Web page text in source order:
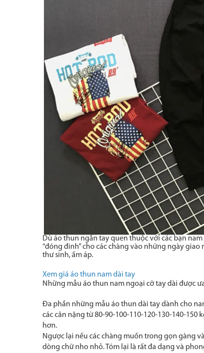
Dù áo thun ngắn tay quen thuộc với các bạn
“đóng đinh” cho các chàng vào những ngày
thư sinh, ấm áp.
Xem giá áo thun nam dài tay
Những mẫu áo thun nam ngoại cỡ tay dài được
Đa phần những mẫu áo thun dài tay dành cho
các cân nặng từ 80-90-100-110-120-130-140-
hơn.
Ngược lại nếu các chàng muốn trong gọn gàng
dòng chữ nho nhỏ. Tóm lại là rất đa dạng và